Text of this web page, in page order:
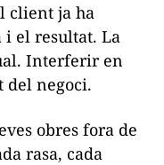
client ja ha
el resultat. La
Interferir en
del negoci.
obres fora de
rasa, cada